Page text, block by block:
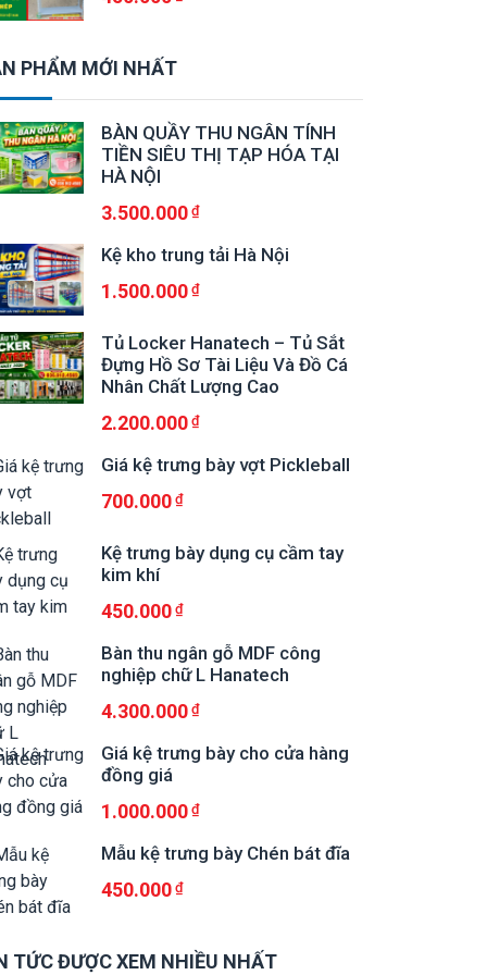
PHẨM MỚI NHẤT
BÀN QUẦY THU NGÂN TÍNH
TIỀN SIÊU THỊ TẠP HÓA TẠI
HÀ NỘI
3.500.000
Kệ kho trung tải Hà Nội
1.500.000
Tủ Locker Hanatech – Tủ Sắt
Đựng Hồ Sơ Tài Liệu Và Đồ Cá
Nhân Chất Lượng Cao
2.200.000
Giá kệ trưng bày vợt Pickleball
700.000
Kệ trưng bày dụng cụ cầm tay
kim khí
450.000
Bàn thu ngân gỗ MDF công
nghiệp chữ L Hanatech
4.300.000
Giá kệ trưng bày cho cửa hàng
đồng giá
1.000.000
Mẫu kệ trưng bày Chén bát đĩa
450.000
TỨC ĐƯỢC XEM NHIỀU NHẤT